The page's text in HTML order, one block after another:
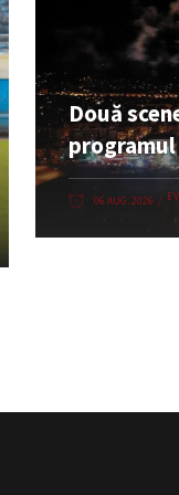
Două
06 AUG. 2026